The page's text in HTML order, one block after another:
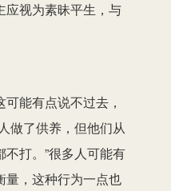
应视为素昧平生，与
能有点说不过去，
做了供养，但他们从
打。”很多人可能有
量，这种行为一点也